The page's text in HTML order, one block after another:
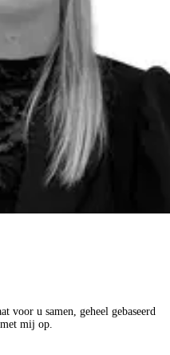
voor u samen, geheel gebaseerd
mij op.